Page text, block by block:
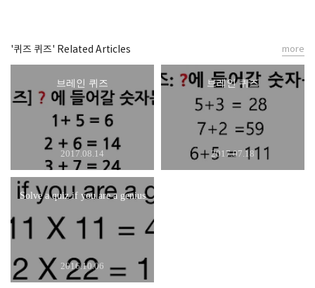
'퀴즈 퀴즈' Related Articles
브레인 퀴즈
2017.08.14
브레인 퀴즈
2017.07.18
Solve a quiz if you are a genius
2016.10.06
more